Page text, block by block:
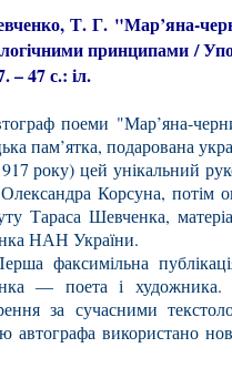
Т. Г. "Мар’яна-
принципами /
– 47 с.: іл.
поеми "Мар’яна-
пам’ятка, подарована
року) цей унікальний
Корсуна, потім
Тараса Шевченка,
НАН України.
факсимільна публікація
— поета і художника.
за сучасними
використано